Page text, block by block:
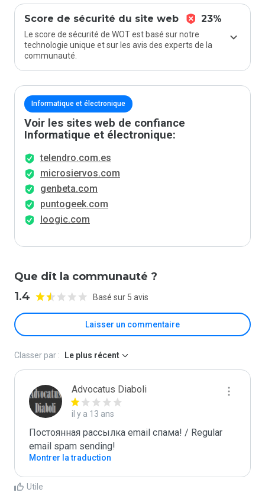
Score de sécurité du site web 23%
Le score de sécurité de WOT est basé sur notre
technologie unique et sur les avis des experts de la
communauté.
Informatique et électronique
Voir les sites web de confiance
Informatique et électronique:
telendro.com.es
microsiervos.com
genbeta.com
puntogeek.com
loogic.com
Que dit la communauté ?
1.4 Basé sur 5 avis
Laisser un commentaire
Classer par : Le plus récent
Advocatus Diaboli
il y a 13 ans
Постоянная рассылка email спама! / Regular
email spam sending!
Montrer la traduction
Utile